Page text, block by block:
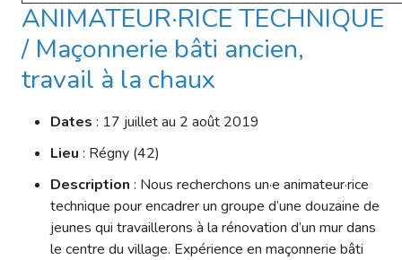
ANIMATEUR·RICE TECHNIQUE
/ Maçonnerie bâti ancien,
travail à la chaux
Dates : 17 juillet au 2 août 2019
Lieu : Régny (42)
Description : Nous recherchons un·e animateur·rice
technique pour encadrer un groupe d’une douzaine de
jeunes qui travaillerons à la rénovation d’un mur dans
le centre du village. Expérience en maçonnerie bâti